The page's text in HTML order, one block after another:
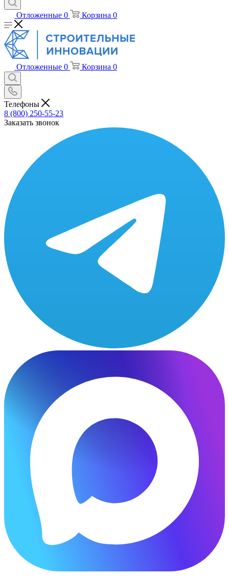
Отложенные 0 Корзина 0
Отложенные 0 Корзина 0
Телефоны
8 (800) 250-55-23
Заказать звонок